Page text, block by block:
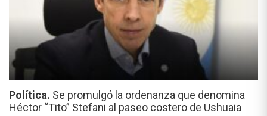
Política. Se promulgó la ordenanza que denomina
Héctor “Tito” Stefani al paseo costero de Ushuaia